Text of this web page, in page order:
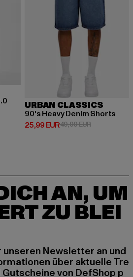
54,99 EUR
URBAN CLASSICS
90's Heavy Denim Shorts
25,99 EUR
Derzeitiger Preis: 25,99 EUR
49,99 EURAktionspreis:
AN, UM
ZU BLEI
Newsletter an und
über aktuelle Tre
von DefShop p